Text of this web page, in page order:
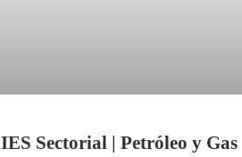
IES Sectorial | Petróleo y Gas